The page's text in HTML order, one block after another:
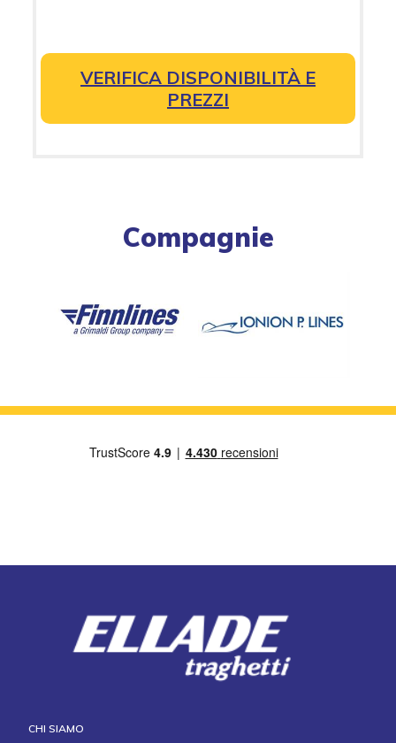
VERIFICA DISPONIBILITÀ E
PREZZI
Compagnie
CHI SIAMO